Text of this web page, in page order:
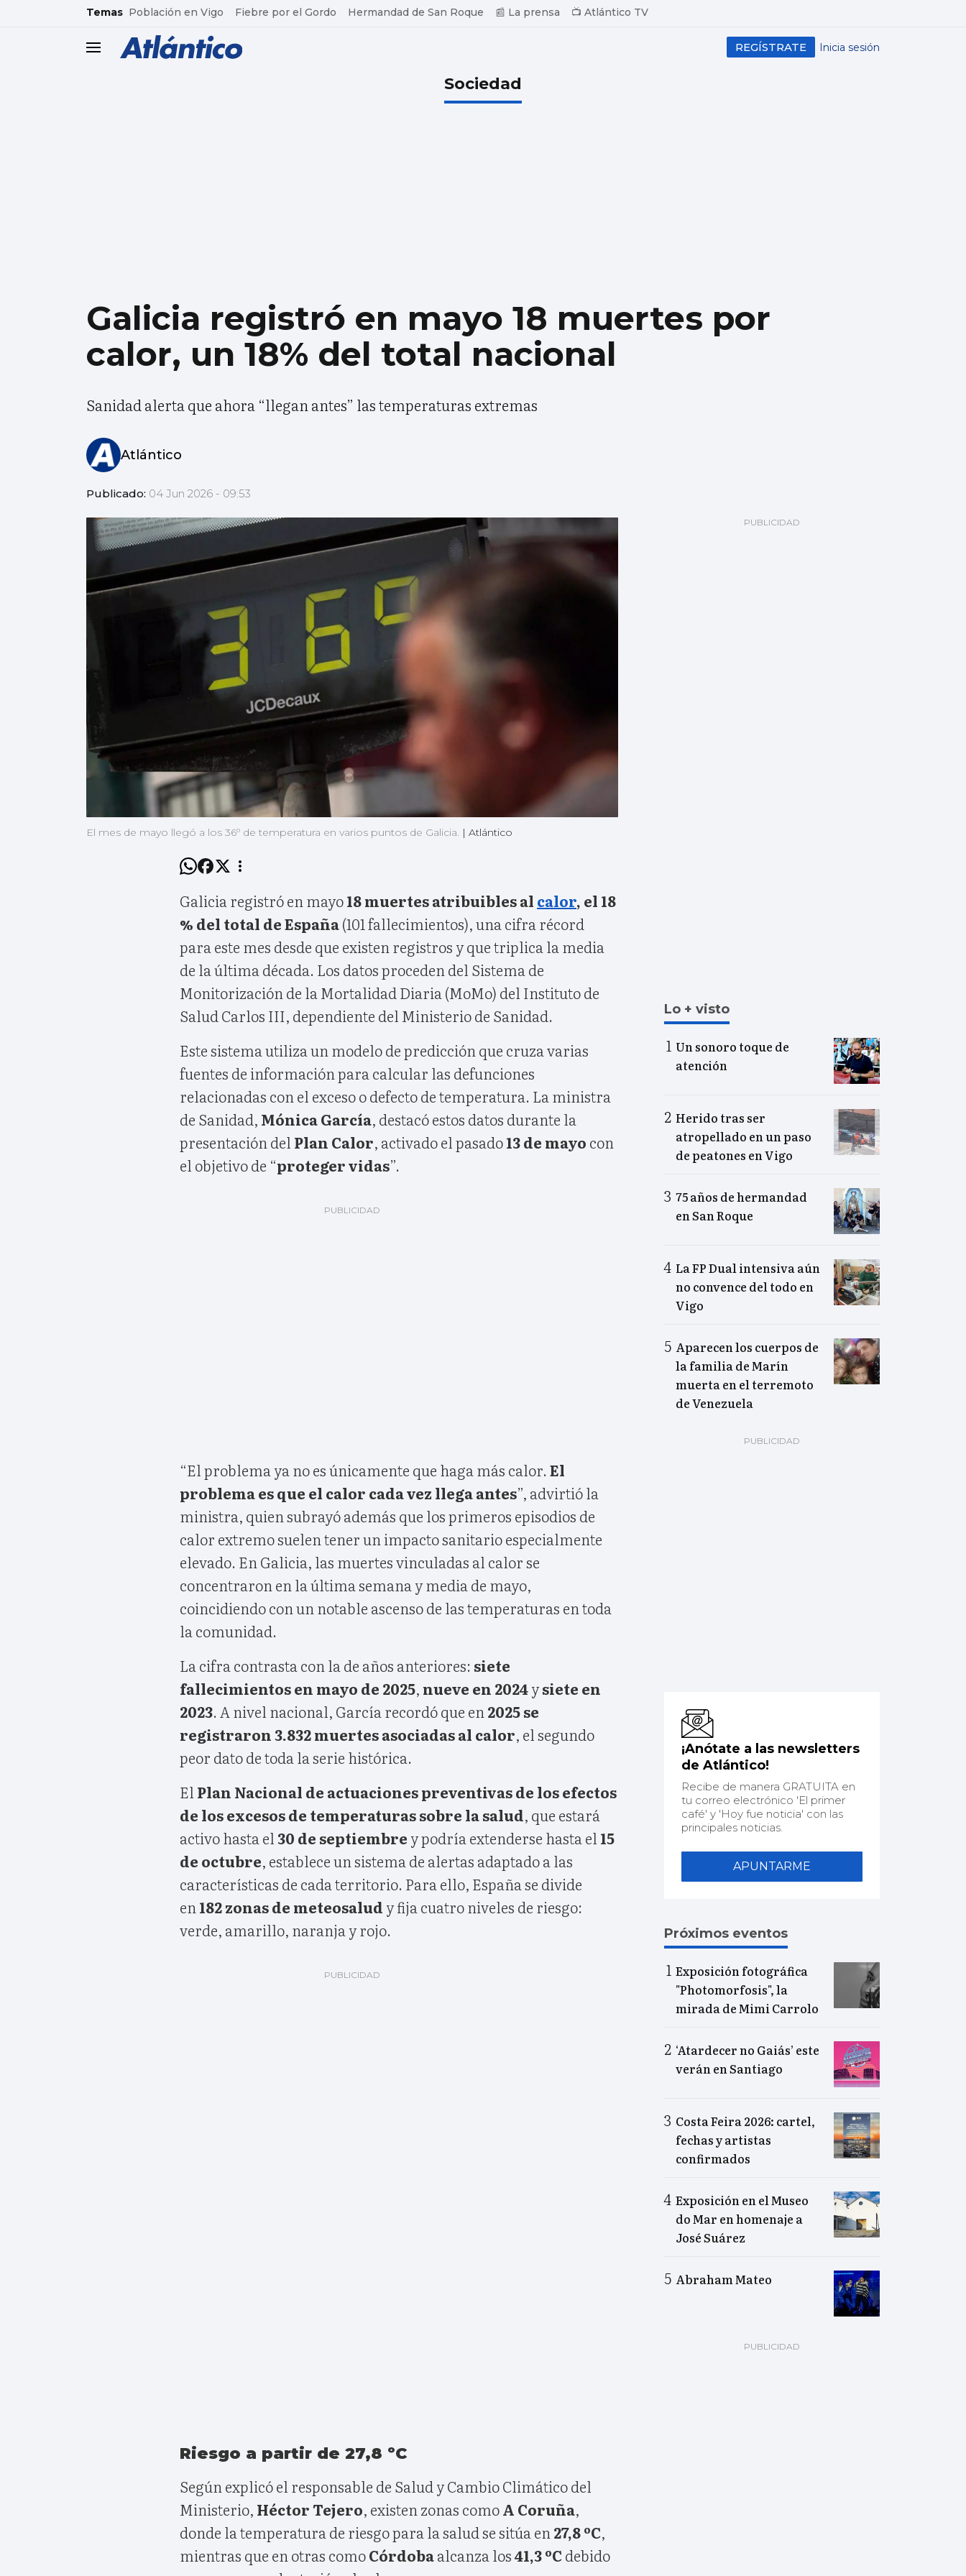
common.go-to-content
Temas Población en Vigo Fiebre por el Gordo Hermandad de San Roque 📰 La prensa 📺 Atlántico TV
header.menu.open Inicia sesión
REGÍSTRATE
Sociedad
Galicia registró en mayo 18 muertes por
calor, un 18% del total nacional
Sanidad alerta que ahora “llegan antes” las temperaturas extremas
Atlántico
Publicado: 04 Jun 2026 - 09:53
El mes de mayo llegó a los 36º de temperatura en varios puntos de Galicia. | Atlántico
Galicia registró en mayo18 muertes atribuibles al calor, el 18
% del total de España(101 fallecimientos), una cifra récord
para este mes desde que existen registros y que triplica la media
de la última década. Los datos proceden del Sistema de
Monitorización de la Mortalidad Diaria (MoMo) del Instituto de
Salud Carlos III, dependiente del Ministerio de Sanidad.
Este sistema utiliza un modelo de predicción que cruza varias
fuentes de información para calcular las defunciones
relacionadas con el exceso o defecto de temperatura. La ministra
de Sanidad, Mónica García, destacó estos datos durante la
presentación del Plan Calor, activado el pasado13 de mayo con
el objetivo de “proteger vidas”.
“El problema ya no es únicamente que haga más calor.El
problema es que el calor cada vez llega antes”, advirtió la
ministra, quien subrayó además que los primeros episodios de
calor extremo suelen tener un impacto sanitario especialmente
elevado. En Galicia, las muertes vinculadas al calor se
concentraron en la última semana y media de mayo,
coincidiendo con un notable ascenso de las temperaturas en toda
la comunidad.
La cifra contrasta con la de años anteriores: siete
fallecimientos en mayo de 2025, nueve en 2024ysiete en
2023. A nivel nacional, García recordó que en 2025 se
registraron 3.832 muertes asociadas al calor, el segundo
peor dato de toda la serie histórica.
El Plan Nacional de actuaciones preventivas de los efectos
de los excesos de temperaturas sobre la salud, que estará
activo hasta el 30 de septiembre y podría extenderse hasta el 15
de octubre, establece un sistema de alertas adaptado a las
características de cada territorio. Para ello, España se divide
en 182 zonas de meteosalud y fija cuatro niveles de riesgo:
verde, amarillo, naranja y rojo.
Riesgo a partir de 27,8 ºC
Según explicó el responsable de Salud y Cambio Climático del
Ministerio, Héctor Tejero, existen zonas comoA Coruña,
donde la temperatura de riesgo para la salud se sitúa en 27,8 ºC,
mientras que en otras comoCórdobaalcanza los41,3 ºCdebido
Lo + visto
Un sonoro toque de
atención
Herido tras ser
atropellado en un paso
de peatones en Vigo
75 años de hermandad
en San Roque
La FP Dual intensiva aún
no convence del todo en
Vigo
Aparecen los cuerpos de
la familia de Marín
muerta en el terremoto
de Venezuela
¡Anótate a las newsletters
de Atlántico!
Recibe de manera GRATUITA en
tu correo electrónico 'El primer
café' y 'Hoy fue noticia' con las
principales noticias.
APUNTARME
Próximos eventos
Exposición fotográfica
"Photomorfosis", la
mirada de Mimi Carrolo
‘Atardecer no Gaiás’ este
verán en Santiago
Costa Feira 2026: cartel,
fechas y artistas
confirmados
Exposición en el Museo
do Mar en homenaje a
José Suárez
Abraham Mateo